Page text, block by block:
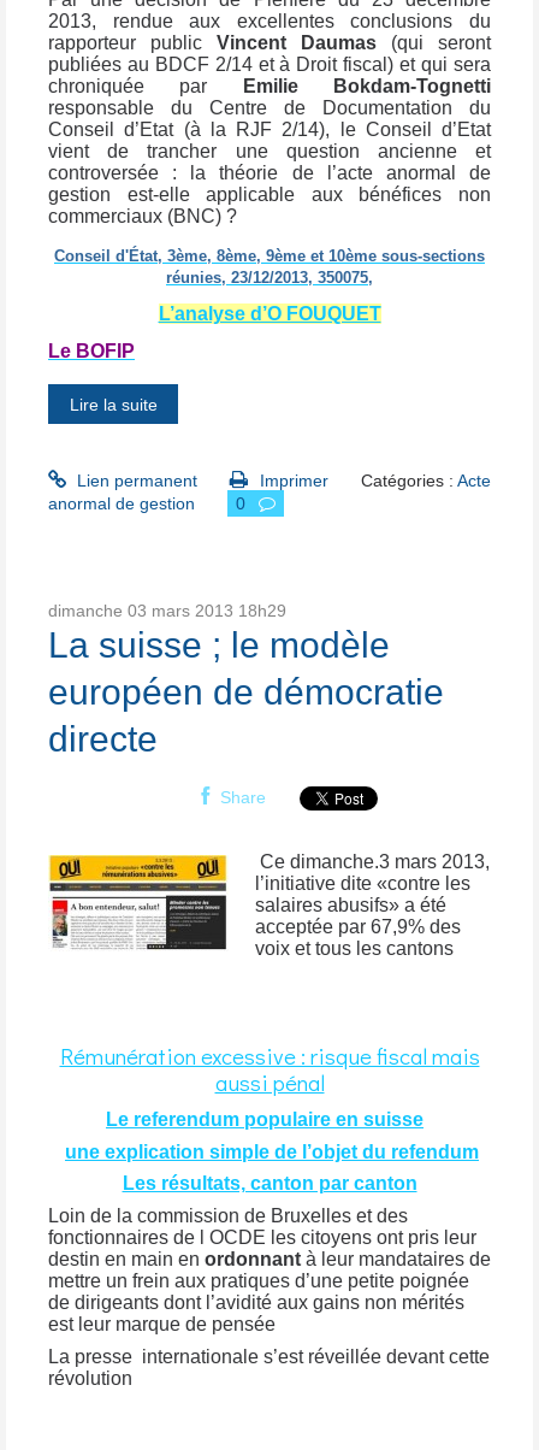
2013, rendue aux excellentes conclusions du
rapporteur public Vincent Daumas (qui seront
publiées au BDCF 2/14 et à Droit fiscal) et qui sera
chroniquée par
Emilie Bokdam-Tognetti
responsable du Centre de Documentation du
Conseil d’Etat (à la RJF 2/14), le Conseil d’Etat
vient de trancher une question ancienne et
controversée : la théorie de l’acte anormal de
gestion est-elle applicable aux bénéfices non
commerciaux (BNC) ?
Conseil d'État, 3ème, 8ème, 9ème et 10ème sous-sections
réunies, 23/12/2013, 350075,
L’analyse d’O FOUQUET
Le BOFIP
Lire la suite
Lien permanent Imprimer Catégories : Acte
anormal de gestion
0
dimanche 03 mars 2013 18h29
La suisse ; le modèle
européen de démocratie
directe
Share
Ce dimanche.3 mars 2013,
l’initiative dite «contre les
salaires abusifs» a été
acceptée par 67,9% des
voix et tous les cantons
Rémunération excessive : risque fiscal mais
aussi pénal
Le referendum populaire en suisse
une explication simple de l’objet du refendum
Les résultats, canton par canton
Loin de la commission de Bruxelles et des
fonctionnaires de l OCDE les citoyens ont pris leur
destin en main en ordonnant à leur mandataires de
mettre un frein aux pratiques d’une petite poignée
de dirigeants dont l’avidité aux gains non mérités
est leur marque de pensée
La presse internationale s’est réveillée devant cette
révolution